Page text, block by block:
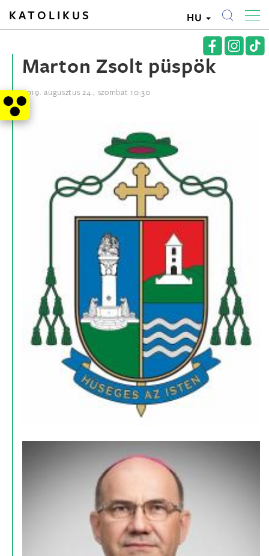
KATOLIKUS HU
Marton Zsolt püspök
2019. augusztus 24., szombat 10:30